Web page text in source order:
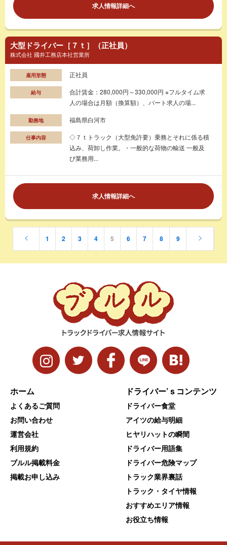
求人情報詳細へ
大型ドライバー［７ｔ］（正社員）
株式会社 國井工務店本社営業所
雇用形態 正社員
給与
合計賃金：280,000円～330,000円 ※フルタイム求
人の場合は月額（換算額）、パート求人の場...
勤務地 福島県白河市
仕事内容
◇７ｔトラック（大型免許要）乗務とそれに係る積
込み、荷卸し作業。・一般的な荷物の輸送 一般及
び業務用...
求人情報詳細へ
1 2 3 4 5 6 7 8 9
ホーム
よくあるご質問
お問い合わせ
運営会社
利用規約
ブルル掲載料金
掲載お申し込み
ドライバー’ｓコンテンツ
ドライバー食堂
アイツの給与明細
ヒヤリハットの瞬間
ドライバー用語集
ドライバー危険マップ
トラック業界裏話
トラック・タイヤ情報
おすすめエリア情報
お役立ち情報